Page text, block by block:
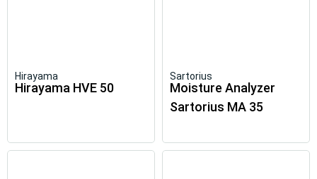
Hirayama
Hirayama HVE 50
Sartorius
Moisture Analyzer
Sartorius MA 35